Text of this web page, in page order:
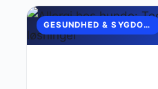
GESUNDHED & SYGDOMME